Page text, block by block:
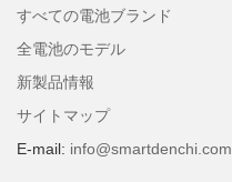
すべての電池ブランド
全電池のモデル
新製品情報
サイトマップ
E-mail: info@smartdenchi.com